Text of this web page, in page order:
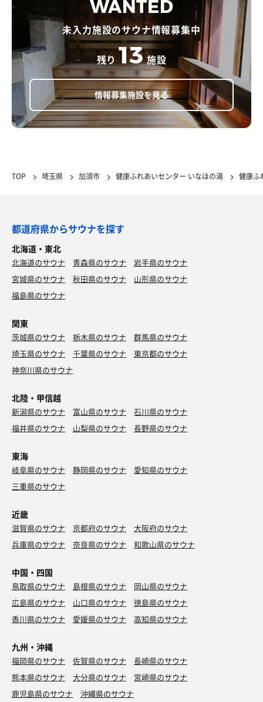
WANTED
未入力施設のサウナ情報募集中
残り 13 施設
情報募集施設を見る
TOP 埼玉県 加須市 健康ふれあいセンター いなほの湯 健康ふ
都道府県からサウナを探す
北海道・東北
北海道のサウナ 青森県のサウナ
岩手県のサウナ
宮城県のサウナ
秋田県のサウナ
山形県のサウナ
福島県のサウナ
関東
茨城県のサウナ 栃木県のサウナ
群馬県のサウナ
埼玉県のサウナ
千葉県のサウナ
東京都のサウナ
神奈川県のサウナ
北陸・甲信越
新潟県のサウナ 富山県のサウナ
石川県のサウナ
福井県のサウナ
山梨県のサウナ 長野県のサウナ
東海
岐阜県のサウナ 静岡県のサウナ
愛知県のサウナ
三重県のサウナ
近畿
滋賀県のサウナ 京都府のサウナ
大阪府のサウナ
兵庫県のサウナ
奈良県のサウナ 和歌山県のサウナ
中国・四国
鳥取県のサウナ 島根県のサウナ
岡山県のサウナ
広島県のサウナ
山口県のサウナ
徳島県のサウナ
香川県のサウナ
愛媛県のサウナ 高知県のサウナ
九州・沖縄
福岡県のサウナ 佐賀県のサウナ
長崎県のサウナ
熊本県のサウナ
大分県のサウナ
宮崎県のサウナ
鹿児島県のサウナ
沖縄県のサウナ